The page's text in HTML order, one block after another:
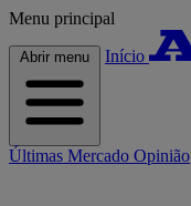
Menu principal
Abrir menu Início
Últimas Mercado Opinião